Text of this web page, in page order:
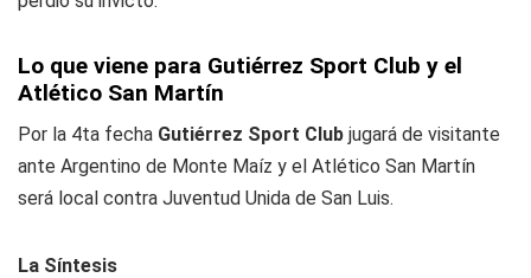
Lo que viene para Gutiérrez Sport Club y el
Atlético San Martín
Por la 4ta fecha Gutiérrez Sport Club jugará de visitante
ante Argentino de Monte Maíz y el Atlético San Martín
será local contra Juventud Unida de San Luis.
La Síntesis